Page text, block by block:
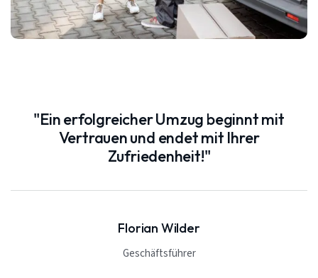
"Ein erfolgreicher Umzug beginnt mit
Vertrauen und endet mit Ihrer
Zufriedenheit!"
Florian Wilder
Geschäftsführer